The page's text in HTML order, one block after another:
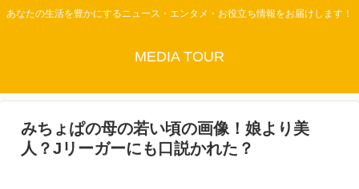
あなたの生活を豊かにするニュース・エンタメ・お役立ち情報をお届けします！
MEDIA TOUR
みちょぱの母の若い頃の画像！娘より美
人？Jリーガーにも口説かれた？